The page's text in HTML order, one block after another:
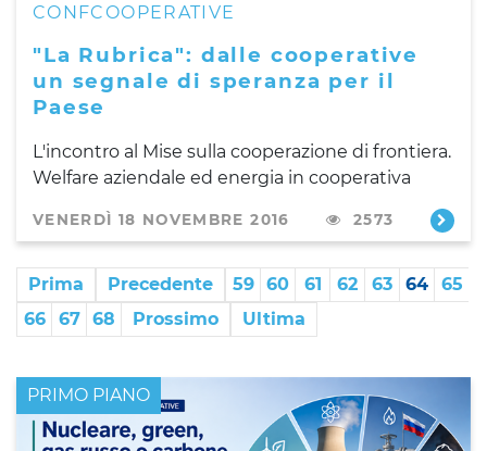
CONFCOOPERATIVE
"La Rubrica": dalle cooperative
un segnale di speranza per il
Paese
L'incontro al Mise sulla cooperazione di frontiera.
Welfare aziendale ed energia in cooperativa
VENERDÌ 18 NOVEMBRE 2016 2573
Prima Precedente 59 60 61 62 63 64
65
66
67 68 Prossimo Ultima
PRIMO PIANO